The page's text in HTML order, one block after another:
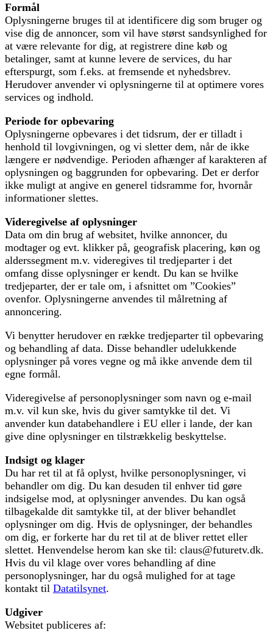
Formål
Oplysningerne bruges til at identificere dig som bruger og
vise dig de annoncer, som vil have størst sandsynlighed for
at være relevante for dig, at registrere dine køb og
betalinger, samt at kunne levere de services, du har
efterspurgt, som f.eks. at fremsende et nyhedsbrev.
Herudover anvender vi oplysningerne til at optimere vores
services og indhold.
Periode for opbevaring
Oplysningerne opbevares i det tidsrum, der er tilladt i
henhold til lovgivningen, og vi sletter dem, når de ikke
længere er nødvendige. Perioden afhænger af karakteren af
oplysningen og baggrunden for opbevaring. Det er derfor
ikke muligt at angive en generel tidsramme for, hvornår
informationer slettes.
Videregivelse af oplysninger
Data om din brug af websitet, hvilke annoncer, du
modtager og evt. klikker på, geografisk placering, køn og
alderssegment m.v. videregives til tredjeparter i det
omfang disse oplysninger er kendt. Du kan se hvilke
tredjeparter, der er tale om, i afsnittet om ”Cookies”
ovenfor. Oplysningerne anvendes til målretning af
annoncering.
Vi benytter herudover en række tredjeparter til opbevaring
og behandling af data. Disse behandler udelukkende
oplysninger på vores vegne og må ikke anvende dem til
egne formål.
Videregivelse af personoplysninger som navn og e-mail
m.v. vil kun ske, hvis du giver samtykke til det. Vi
anvender kun databehandlere i EU eller i lande, der kan
give dine oplysninger en tilstrækkelig beskyttelse.
Indsigt og klager
Du har ret til at få oplyst, hvilke personoplysninger, vi
behandler om dig. Du kan desuden til enhver tid gøre
indsigelse mod, at oplysninger anvendes. Du kan også
tilbagekalde dit samtykke til, at der bliver behandlet
oplysninger om dig. Hvis de oplysninger, der behandles
om dig, er forkerte har du ret til at de bliver rettet eller
slettet. Henvendelse herom kan ske til: claus@futuretv.dk.
Hvis du vil klage over vores behandling af dine
personoplysninger, har du også mulighed for at tage
kontakt til Datatilsynet.
Udgiver
Websitet publiceres af: